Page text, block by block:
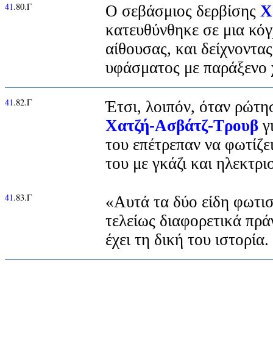
41.80.Γ Ο σεβάσμιος δερβίσης
κατευθύνθηκε σε μια
αίθουσας, και
υφάσματος με παράξενο
41.82.Γ
Έτσι, λοιπόν, όταν
Χατζή-Ασβάτζ-Τρουβ
του επέτρεπαν να
του με γκάζι και
41.83.Γ
«Αυτά τα δύο είδη
τελείως διαφορετικά
έχει τη δική του ιστορία.